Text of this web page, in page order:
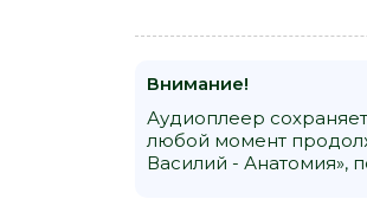
16
17
18
Внимание!
Аудиоплеер
любой момент
Василий - Анатомия»,